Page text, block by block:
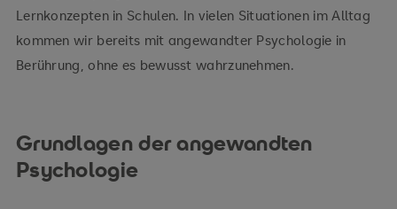
Lernkonzepten in Schulen. In vielen Situationen im Alltag
kommen wir bereits mit angewandter Psychologie in
Berührung, ohne es bewusst wahrzunehmen.
Grundlagen der angewandten
Psychologie